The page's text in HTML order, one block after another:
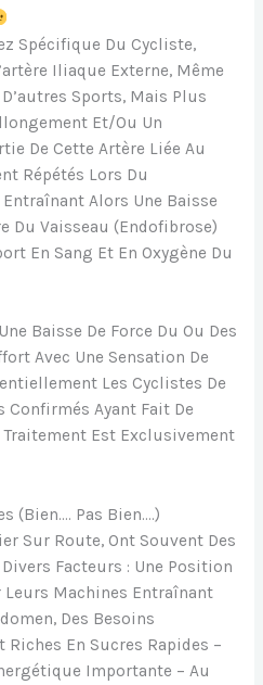
Spécifique Du Cycliste,
Iliaque Externe, Même
Sports, Mais Plus
Et/ou Un
De Cette Artère Liée Au
Répétés Lors Du
Alors Une Baisse
Du Vaisseau (endofibrose)
En Sang Et En Oxygène Du
Baisse De Force Du Ou Des
Avec Une Sensation De
Les Cyclistes De
Confirmés Ayant Fait De
Est Exclusivement
(bien…. Pas Bien….)
Sur Route, Ont Souvent Des
Facteurs : Une Position
Leurs Machines Entraînant
Des Besoins
En Sucres Rapides –
Importante – Au